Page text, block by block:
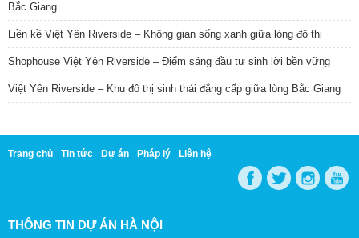
Bắc Giang
Liền kề Việt Yên Riverside – Không gian sống xanh giữa lòng đô thị
Shophouse Việt Yên Riverside – Điểm sáng đầu tư sinh lời bền vững
Việt Yên Riverside – Khu đô thị sinh thái đẳng cấp giữa lòng Bắc Giang
Trang chủ Tin tức Dự án Pháp lý Liên hệ
THÔNG TIN DỰ ÁN HÀ NỘI